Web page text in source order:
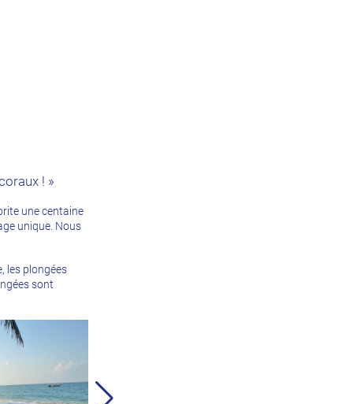
! »
une centaine
unique. Nous
les plongées
sont